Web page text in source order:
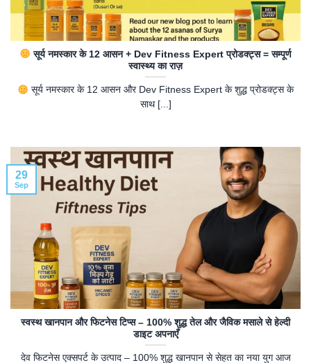
सूर्य नमस्कार के 12 आसन + Dev Fitness Expert प्रोडक्ट्स = सम्पूर्ण
स्वास्थ्य का राज़
सूर्य नमस्कार के 12 आसन और Dev Fitness Expert के शुद्ध प्रोडक्ट्स के
साथ [...]
स्वस्थ खानपान और फिटनेस टिप्स – 100% शुद्ध तेल और जैविक मसाले से हेल्दी
डाइट अपनाएँ
देव फिटनेस एक्सपर्ट के उत्पाद – 100% शुद्ध खानपान से सेहत का नया युग आज
29
Sep